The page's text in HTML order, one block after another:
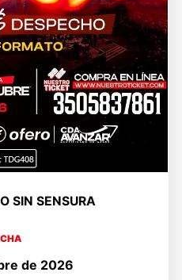
SIN SENSURA
de 2026